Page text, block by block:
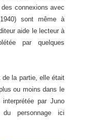
connexions avec
sont même à
aide le lecteur à
par quelques
de la partie, elle était
ou moins dans le
, interprétée par Juno
personnage ici